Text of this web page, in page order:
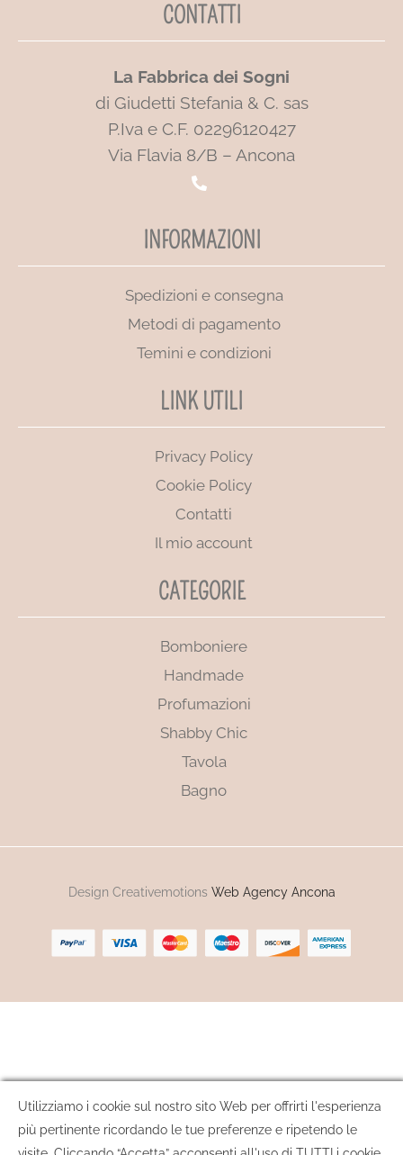
CONTATTI
La Fabbrica dei Sogni
di Giudetti Stefania & C. sas
P.Iva e C.F. 02296120427
Via Flavia 8/B – Ancona
INFORMAZIONI
Spedizioni e consegna
Metodi di pagamento
Temini e condizioni
LINK UTILI
Privacy Policy
Cookie Policy
Contatti
Il mio account
CATEGORIE
Bomboniere
Handmade
Profumazioni
Shabby Chic
Tavola
Bagno
Design Creativemotions Web Agency Ancona
Utilizziamo i cookie sul nostro sito Web per offrirti l'esperienza
più pertinente ricordando le tue preferenze e ripetendo le